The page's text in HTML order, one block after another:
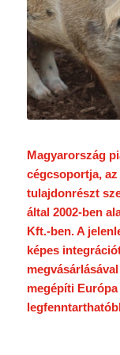
Magyarország
cégcsoportja,
tulajdonrészt
által 2002-ben
Kft.-ben. A
képes
megépíti